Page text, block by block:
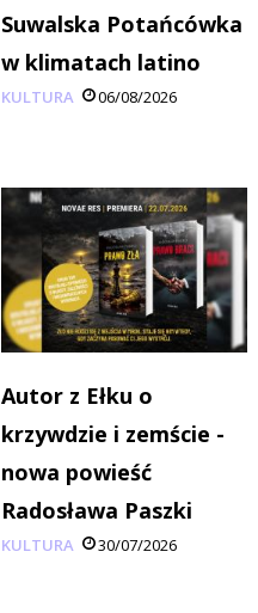
Suwalska Potańcówka
w klimatach latino
KULTURA 06/08/2026
Autor z Ełku o
krzywdzie i zemście -
nowa powieść
Radosława Paszki
KULTURA 30/07/2026